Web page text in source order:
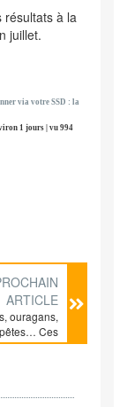
résultats à la
juillet.
via votre SSD : la
1 jours | vu 994
ARTICLE
ouragans,
Ces